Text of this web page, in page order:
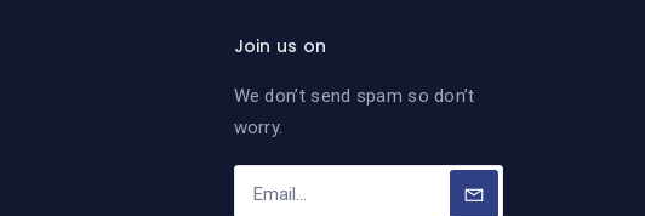
Join us on
We don’t send spam so don’t
worry.